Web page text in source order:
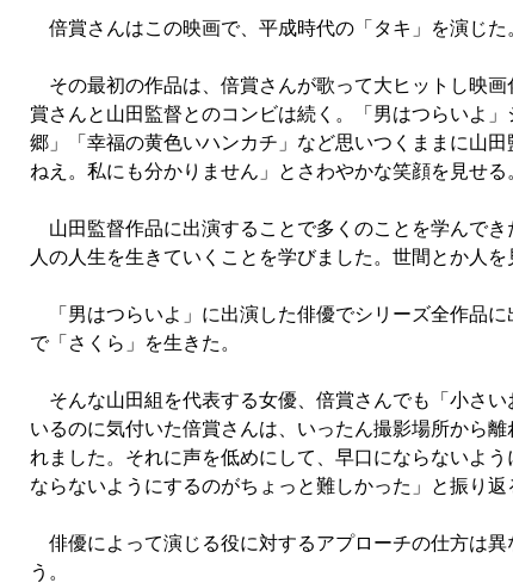
倍賞さんはこの映画で、平成時代の「タキ」を演じた
その最初の作品は、倍賞さんが歌って大ヒットし映
賞さんと山田監督とのコンビは続く。「男はつらいよ
郷」「幸福の黄色いハンカチ」など思いつくままに山
ねえ。私にも分かりません」とさわやかな笑顔を見せる
山田監督作品に出演することで多くのことを学んで
人の人生を生きていくことを学びました。世間とか人を
「男はつらいよ」に出演した俳優でシリーズ全作品
で「さくら」を生きた。
そんな山田組を代表する女優、倍賞さんでも「小さ
いるのに気付いた倍賞さんは、いったん撮影場所から
れました。それに声を低めにして、早口にならないよ
ならないようにするのがちょっと難しかった」と振り返
俳優によって演じる役に対するアプローチの仕方は
う。